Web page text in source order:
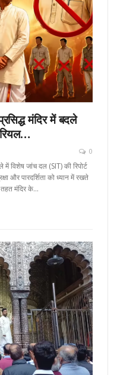
मंदिर में बदले
0
विशेष जांच दल (SIT) की रिपोर्ट
और पारदर्शिता को ध्यान में रखते
तहत मंदिर के…